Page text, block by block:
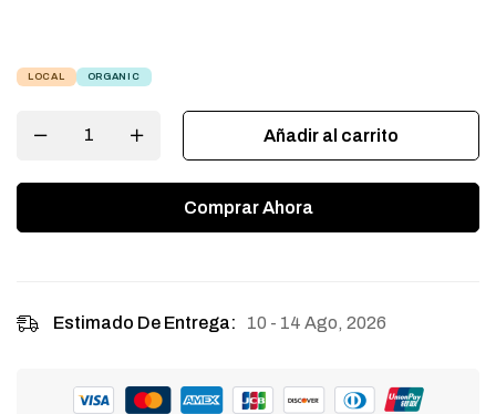
LOCAL ORGANIC
Añadir al carrito
Comprar Ahora
Estimado De Entrega: 10 - 14 Ago, 2026